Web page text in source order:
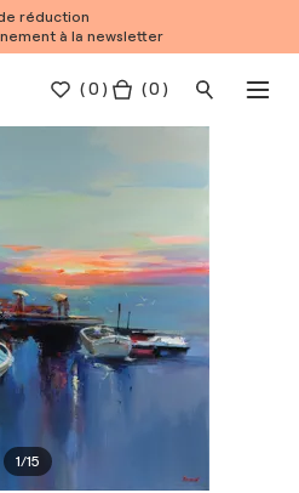
réduction
à la newsletter
(0 ) ( 0 )
1/15